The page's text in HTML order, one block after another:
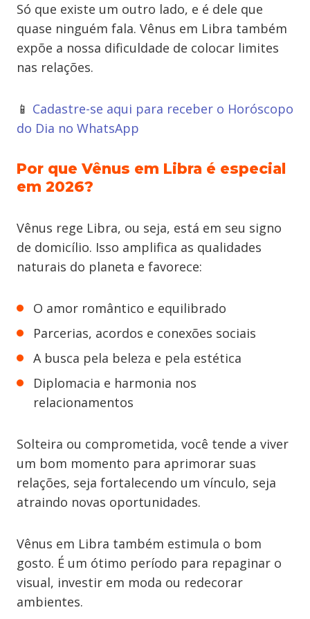
Só que existe um outro lado, e é dele que
quase ninguém fala. Vênus em Libra também
expõe a nossa dificuldade de colocar limites
nas relações.
📱 Cadastre-se aqui para receber o Horóscopo
do Dia no WhatsApp
Por que Vênus em Libra é especial
em 2026?
Vênus rege Libra, ou seja, está em seu signo
de domicílio. Isso amplifica as qualidades
naturais do planeta e favorece:
O amor romântico e equilibrado
Parcerias, acordos e conexões sociais
A busca pela beleza e pela estética
Diplomacia e harmonia nos
relacionamentos
Solteira ou comprometida, você tende a viver
um bom momento para aprimorar suas
relações, seja fortalecendo um vínculo, seja
atraindo novas oportunidades.
Vênus em Libra também estimula o bom
gosto. É um ótimo período para repaginar o
visual, investir em moda ou redecorar
ambientes.